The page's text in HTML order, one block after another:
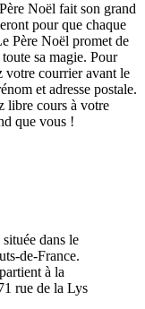
Noël fait son grand
pour que chaque
Père Noël promet de
sa magie. Pour
votre courrieravant le
et adresse postale.
libre cours à votre
que vous !
dans le
de-France.
à la
rue de la Lys